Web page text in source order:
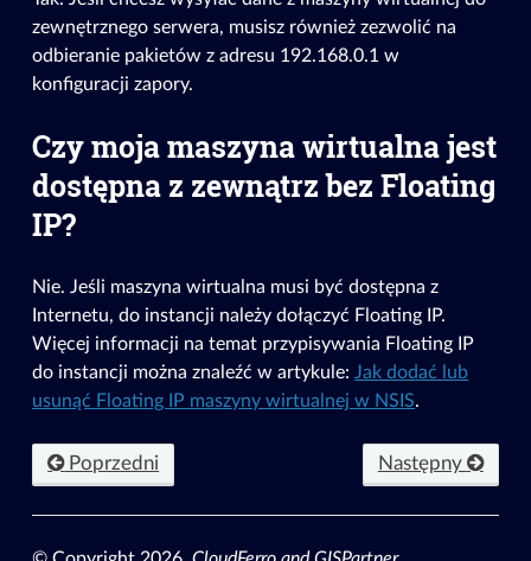
zewnętrznego serwera, musisz również zezwolić na
odbieranie pakietów z adresu 192.168.0.1 w
konfiguracji zapory.
Czy moja maszyna wirtualna jest
dostępna z zewnątrz bez Floating
IP?
Nie. Jeśli maszyna wirtualna musi być dostępna z
Internetu, do instancji należy dołączyć Floating IP.
Więcej informacji na temat przypisywania Floating IP
do instancji można znaleźć w artykule:Jak dodać lub
usunąć Floating IP maszyny wirtualnej w NSIS.
Poprzedni Następny